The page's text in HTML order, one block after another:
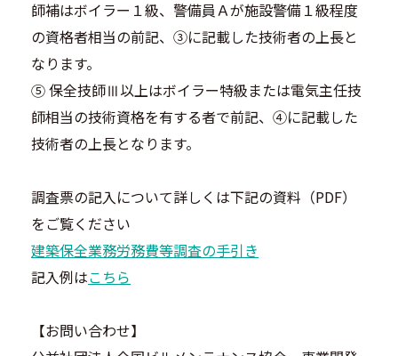
師補はボイラー１級、警備員Ａが施設警備１級程度
の資格者相当の前記、③に記載した技術者の上長と
なります。
⑤ 保全技師Ⅲ以上はボイラー特級または電気主任技
師相当の技術資格を有する者で前記、④に記載した
技術者の上長となります。
調査票の記入について詳しくは下記の資料（PDF）
をご覧ください
建築保全業務労務費等調査の手引き
記入例はこちら
【お問い合わせ】